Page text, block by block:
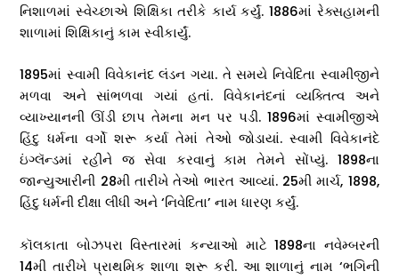
નિશાળમાં સ્વેચ્છાએ શિક્ષિકા તરીકે કાર્ય કર્યું. 1886માં રેક્સહામની
શાળામાં શિક્ષિકાનું કામ સ્વીકાર્યું.
1895માં સ્વામી વિવેકાનંદ લંડન ગયા. તે સમયે નિવેદિતા સ્વામીજીને
મળવા અને સાંભળવા ગયાં હતાં. વિવેકાનંદનાં વ્યક્તિત્વ અને
વ્યાખ્યાનની ઊંડી છાપ તેમના મન પર પડી. 1896માં સ્વામીજીએ
હિંદુ ધર્મના વર્ગો શરૂ કર્યા તેમાં તેઓ જોડાયાં. સ્વામી વિવેકાનંદે
ઇંગ્લૅન્ડમાં રહીને જ સેવા કરવાનું કામ તેમને સોંપ્યું. 1898ના
જાન્યુઆરીની 28મી તારીખે તેઓ ભારત આવ્યાં. 25મી માર્ચ, 1898,
હિંદુ ધર્મની દીક્ષા લીધી અને ‘નિવેદિતા’ નામ ધારણ કર્યું.
કૉલકાતા બોઝપરા વિસ્તારમાં કન્યાઓ માટે 1898ના નવેમ્બરની
14મી તારીખે પ્રાથમિક શાળા શરૂ કરી. આ શાળાનું નામ ‘ભગિની